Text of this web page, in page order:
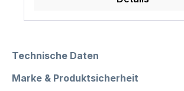
Technische Daten
Marke & Produktsicherheit